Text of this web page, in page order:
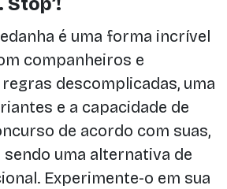
é uma forma incrível
companheiros e
descomplicadas, uma
e a capacidade de
de acordo com suas,
uma alternativa de
Experimente-o em sua